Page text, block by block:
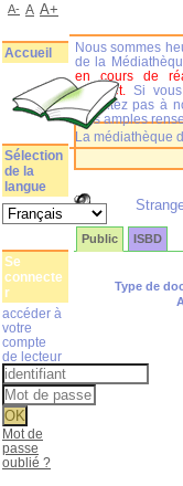
Public ISBD
Type de
Nous sommes
de la
en cours de
complet.
Si
n'hésitez pas à
plus amples
La médiathèque
A- A A+
Accueil
Sélection
de la
langue
Se
connecte
r
accéder à
votre
compte
de lecteur
Mot de
passe
oublié ?